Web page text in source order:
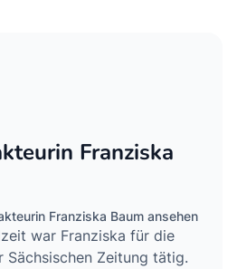
Franziska
Franziska Baum ansehen
war Franziska für die
Zeitung tätig.